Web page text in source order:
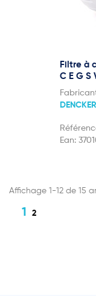
Filtre à
C E G S
Ean:
Affichage 1-12 de 15
1 2